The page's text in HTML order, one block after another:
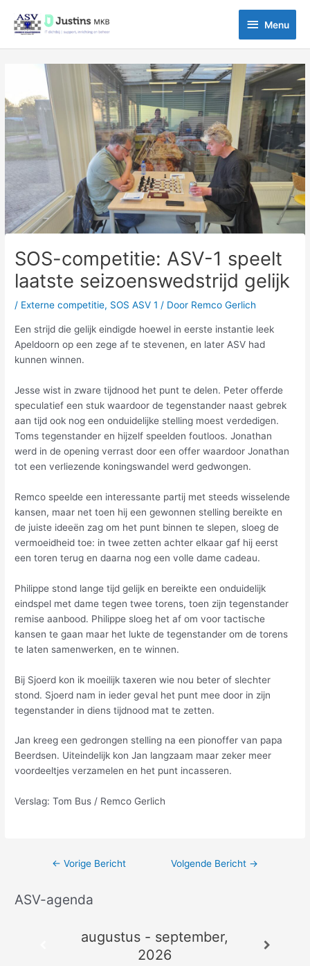
naar
inhoud
Menu
Menu
SOS-competitie: ASV-1 speelt
laatste seizoenswedstrijd gelijk
/ Externe competitie, SOS ASV 1 / Door Remco Gerlich
Een strijd die gelijk eindigde hoewel in eerste instantie leek
Apeldoorn op een zege af te stevenen, en later ASV had
kunnen winnen.
Jesse wist in zware tijdnood het punt te delen. Peter offerde
speculatief een stuk waardoor de tegenstander naast gebrek
aan tijd ook nog een onduidelijke stelling moest verdedigen.
Toms tegenstander en hijzelf speelden foutloos. Jonathan
werd in de opening verrast door een offer waardoor Jonathan
tot een verliezende koningswandel werd gedwongen.
Remco speelde een interessante partij met steeds wisselende
kansen, maar net toen hij een gewonnen stelling bereikte en
de juiste ideeën zag om het punt binnen te slepen, sloeg de
vermoeidheid toe: in twee zetten achter elkaar gaf hij eerst
een toren terug en daarna nog een volle dame cadeau.
Philippe stond lange tijd gelijk en bereikte een onduidelijk
eindspel met dame tegen twee torens, toen zijn tegenstander
remise aanbood. Philippe sloeg het af om voor tactische
kansen te gaan maar het lukte de tegenstander om de torens
te laten samenwerken, en te winnen.
Bij Sjoerd kon ik moeilijk taxeren wie nou beter of slechter
stond. Sjoerd nam in ieder geval het punt mee door in zijn
tegenstander in diens tijdnood mat te zetten.
Jan kreeg een gedrongen stelling na een pionoffer van papa
Beerdsen. Uiteindelijk kon Jan langzaam maar zeker meer
voordeeltjes verzamelen en het punt incasseren.
Verslag: Tom Bus / Remco Gerlich
Bericht
navigatie
← Vorige Bericht Volgende Bericht →
ASV-agenda
augustus - september,
2026
A